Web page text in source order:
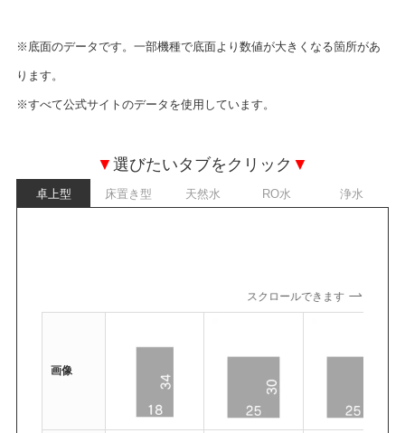
※底面のデータです。一部機種で底面より数値が大きくなる箇所があ
ります。
※すべて公式サイトのデータを使用しています。
▼ 選びたいタブをクリック ▼
卓上型 床置き型 天然水 RO水 浄水
スクロールできます
画像